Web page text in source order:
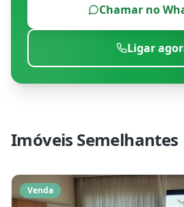
Chamar no
Ligar
Imóveis Semelhantes
Venda